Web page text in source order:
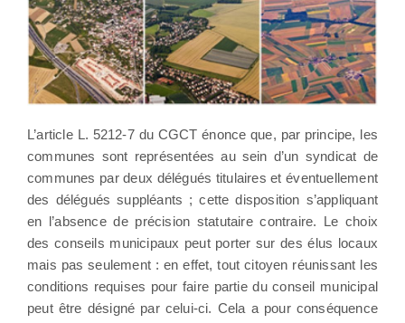
L’article L. 5212-7 du CGCT énonce que, par principe, les
communes sont représentées au sein d’un syndicat de
communes par deux délégués titulaires et éventuellement
des délégués suppléants ; cette disposition s’appliquant
en l’absence de précision statutaire contraire. Le choix
des conseils municipaux peut porter sur des élus locaux
mais pas seulement : en effet, tout citoyen réunissant les
conditions requises pour faire partie du conseil municipal
peut être désigné par celui-ci. Cela a pour conséquence